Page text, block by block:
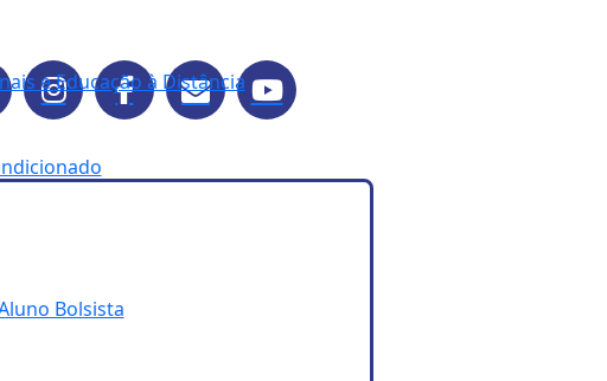
e Educação à Distância
Bolsista